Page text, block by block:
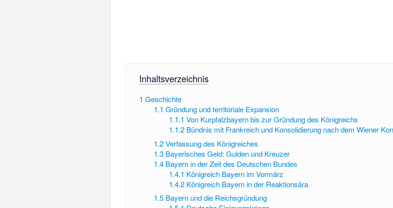
Inhaltsverzeichnis
1 Geschichte
1.1 Gründung und territoriale Expansion
1.1.1 Von Kurpfalzbayern bis zur Gründung des Königreichs
1.1.2 Bündnis mit Frankreich und Konsolidierung nach dem Wiener
1.2 Verfassung des Königreiches
1.3 Bayerisches Geld: Gulden und Kreuzer
1.4 Bayern in der Zeit des Deutschen Bundes
1.4.1 Königreich Bayern im Vormärz
1.4.2 Königreich Bayern in der Reaktionsära
1.5 Bayern und die Reichsgründung